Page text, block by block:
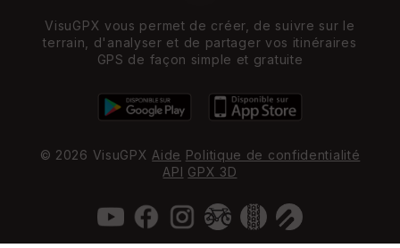
VisuGPX vous permet de créer, de suivre sur le
terrain, d'analyser et de partager vos itinéraires
GPS de façon simple et gratuite
© 2026 VisuGPX Aide Politique de confidentialité
API GPX 3D